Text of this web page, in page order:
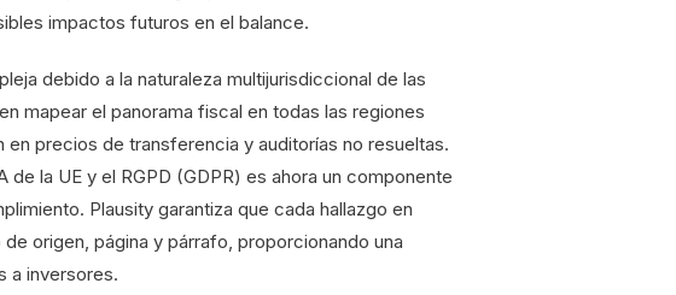
impactos futuros en el balance.
debido a la naturaleza multijurisdiccional de las
mapear el panorama fiscal en todas las regiones
precios de transferencia y auditorías no resueltas.
la UE y el RGPD (GDPR) es ahora un componente
Plausity garantiza que cada hallazgo en
origen, página y párrafo, proporcionando una
a inversores.